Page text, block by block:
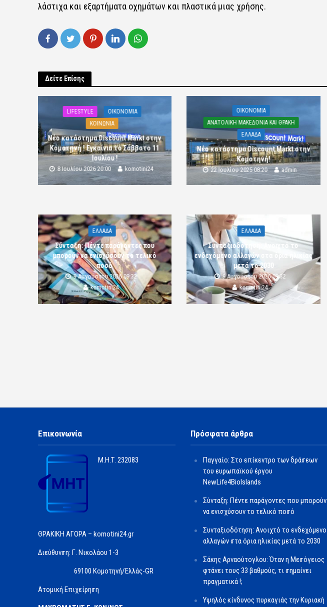
λάστιχα και εξαρτήματα οχημάτων και πλαστικά μιας χρήσης.
Δείτε Επίσης
LIFESTYLE
OIKONOMIA
ΚΟΙΝΩΝΙΑ
Νέο κατάστημα Discount Markt στην
Κομοτηνή ! Εγκαίνια το Σάββατο 11
Ιουλίου !
8 Ιουλίου 2026 20:00 komotini24
OIKONOMIA
ΑΝΑΤΟΛΙΚΗ ΜΑΚΕΔΟΝΙΑ ΚΑΙ ΘΡΑΚΗ
ΕΛΛΑΔΑ
Νέο κατάστημα Discount Markt στην
Κομοτηνή!
22 Ιουλίου 2025 08:20 admin
ΕΛΛΑΔΑ
Σύνταξη: Πέντε παράγοντες που
μπορούν να ενισχύσουν το τελικό
ποσό
9 Αυγούστου 2026 09:32
komotini24
ΕΛΛΑΔΑ
Συνταξιοδότηση: Ανοιχτό το
ενδεχόμενο αλλαγών στα όρια ηλικίας
μετά το 2030
9 Αυγούστου 2026 09:32
komotini24
Επικοινωνία
Μ.Η.Τ. 232083
ΘΡΑΚΙΚΗ ΑΓΟΡΑ – komotini24.gr
Διεύθυνση: Γ. Νικολάου 1-3
69100 Κομοτηνή/Ελλάς-GR
Ατομική Επιχείρηση
Πρόσφατα άρθρα
Παγγαίο: Στο επίκεντρο των δράσεων
του ευρωπαϊκού έργου
NewLife4BioIslands
Σύνταξη: Πέντε παράγοντες που μπορούν
να ενισχύσουν το τελικό ποσό
Συνταξιοδότηση: Ανοιχτό το ενδεχόμενο
αλλαγών στα όρια ηλικίας μετά το 2030
Σάκης Αρναούτογλου: Όταν η Μεσόγειος
φτάνει τους 33 βαθμούς, τι σημαίνει
πραγματικά !;
Υψηλός κίνδυνος πυρκαγιάς την Κυριακή